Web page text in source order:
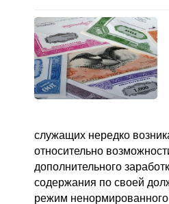
служащих нередко
относительно
дополнительного
содержания по своей
режим